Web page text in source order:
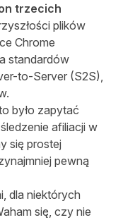
trzecich
plików
Chrome
standardów
to-Server (S2S),
było zapytać
afiliacji w
się prostej
pewną
dla niektórych
się, czy nie